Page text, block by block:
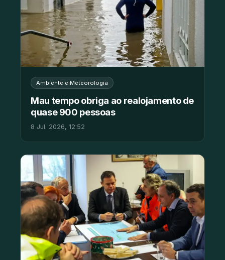
Ambiente e Meteorologia
Mau tempo obriga ao realojamento de
quase 900 pessoas
8 Jul. 2026, 12:52